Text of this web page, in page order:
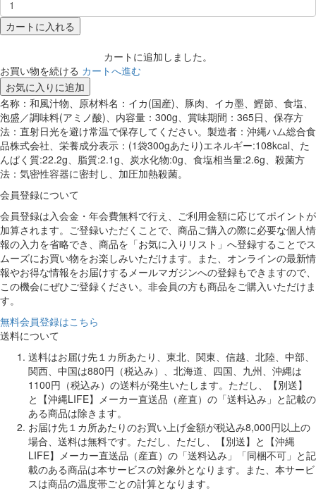
カートに入れる
カートに追加しました。
お買い物を続ける カートへ進む
お気に入りに追加
名称：和風汁物、原材料名：イカ(国産)、豚肉、イカ墨、鰹節、食塩、
泡盛／調味料(アミノ酸)、内容量：300g、賞味期間：365日、保存方
法：直射日光を避け常温で保存してください。製造者：沖縄ハム総合食
品株式会社、栄養成分表示：(1袋300gあたり)エネルギー:108kcal、た
んぱく質:22.2g、脂質:2.1g、炭水化物:0g、食塩相当量:2.6g、殺菌方
法：気密性容器に密封し、加圧加熱殺菌。
会員登録について
会員登録は入会金・年会費無料で行え、ご利用金額に応じてポイントが
加算されます。ご登録いただくことで、商品ご購入の際に必要な個人情
報の入力を省略でき、商品を「お気に入りリスト」へ登録することでス
ムーズにお買い物をお楽しみいただけます。また、オンラインの最新情
報やお得な情報をお届けするメールマガジンへの登録もできますので、
この機会にぜひご登録ください。非会員の方も商品をご購入いただけま
す。
無料会員登録はこちら
送料について
送料はお届け先１カ所あたり、東北、関東、信越、北陸、中部、
関西、中国は880円（税込み）、北海道、四国、九州、沖縄は
1100円（税込み）の送料が発生いたします。ただし、【別送】
と【沖縄LIFE】メーカー直送品（産直）の「送料込み」と記載の
ある商品は除きます。
お届け先１カ所あたりのお買い上げ金額が税込み8,000円以上の
場合、送料は無料です。ただし、ただし、【別送】と【沖縄
LIFE】メーカー直送品（産直）の「送料込み」「同梱不可」と記
載のある商品は本サービスの対象外となります。また、本サービ
スは商品の温度帯ごとの計算となります。